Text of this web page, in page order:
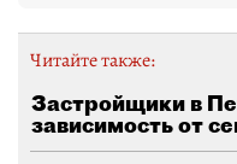
Читайте также:
Застройщики в
зависимость от